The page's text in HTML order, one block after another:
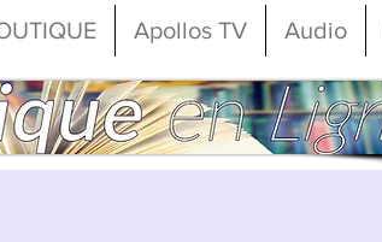
Apollos TV Audio